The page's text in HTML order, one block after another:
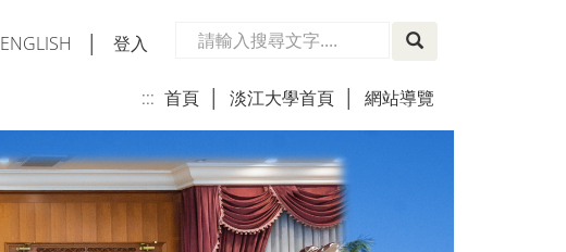
ENGLISH 登入
::: 首頁 淡江大學首頁 網站導覽